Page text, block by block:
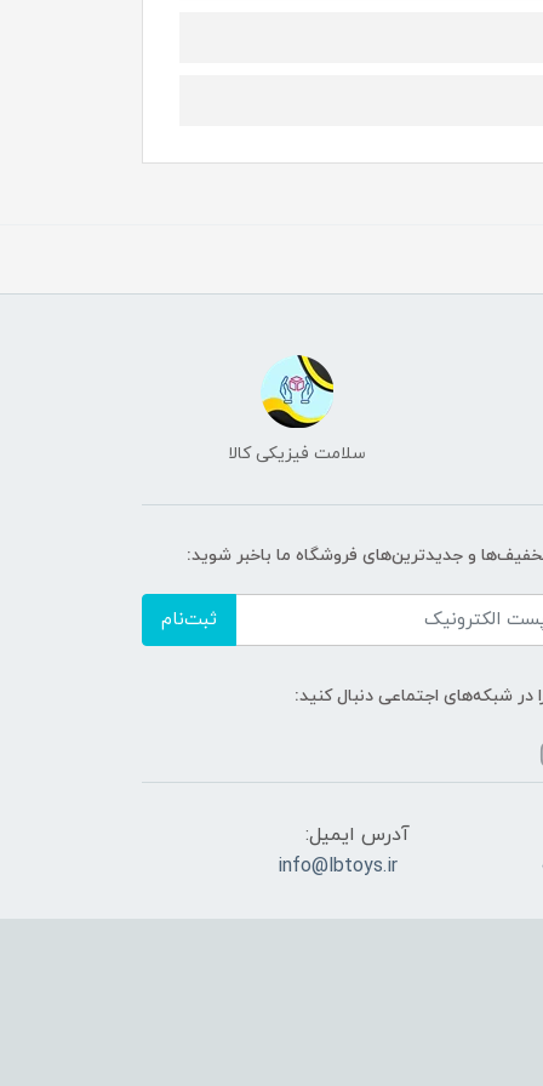
سلامت فیزیکی کالا
و جدیدترین‌های فروشگاه ما باخبر شوید:
ثبت‌نام
در شبکه‌های اجتماعی دنبال کنید:
آدرس ایمیل:
info@lbtoys.ir